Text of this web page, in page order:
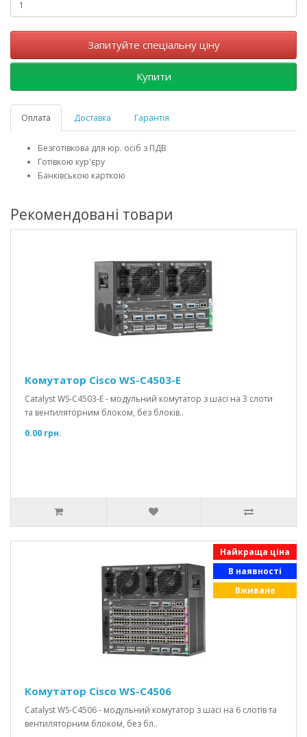
Запитуйте спеціальну ціну
Купити
Оплата Доставка Гарантія
Безготівкова для юр. осіб з ПДВ
Готівкою кур'єру
Банківською карткою
Рекомендовані товари
Комутатор Cisco WS-C4503-E
Catalyst WS-C4503-E - модульний комутатор з шасі на 3 слоти
та вентиляторним блоком, без блоків..
0.00 грн.
Найкраща ціна
В наявності
Вживане
Комутатор Cisco WS-C4506
Catalyst WS-C4506 - модульний комутатор з шасі на 6 слотів та
вентиляторним блоком, без бл..